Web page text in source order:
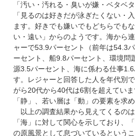
「汚い・汚れる・臭いが嫌・ベタベ
「見るのは好きだが泳ぎたくない・
ます。好きでも嫌いでもどちらでも
い・遠い」からのようです。海から
ャーで53.9パーセント（前年は54.3
ーセント、船9.8パーセント、環境問
源3.5パーセント、海に係わる仕事
す。レジャーと回答した人を年代別
がら20代から40代は6割を超えてい
「静」、若い層は「動」の要素を求
以上の調査結果から見えてくるの
「海」に対して関心を示しており、
の原風景として息づいているという